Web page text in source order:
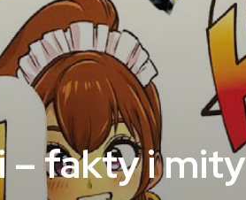
– fakty i mity